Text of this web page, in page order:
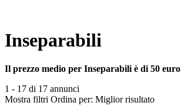
Inseparabili
Il prezzo medio per Inseparabili è di 50 euro
1 - 17 di 17 annunci
Mostra filtri Ordina per: Miglior risultato